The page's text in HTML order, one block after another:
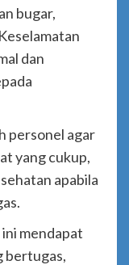
bugar,
dan
personel agar
yang cukup,
apabila
mendapat
bertugas,